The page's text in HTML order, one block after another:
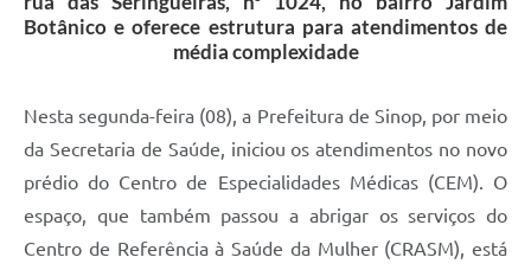
Botânico e oferece estrutura para atendimentos de
média complexidade
Nesta segunda-feira (08), a Prefeitura de Sinop, por meio
da Secretaria de Saúde, iniciou os atendimentos no novo
prédio do Centro de Especialidades Médicas (CEM). O
espaço, que também passou a abrigar os serviços do
Centro de Referência à Saúde da Mulher (CRASM), está